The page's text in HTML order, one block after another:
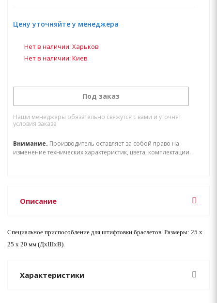
Цену уточняйте у менеджера
Нет в наличии: Харьков
Нет в наличии: Киев
Под заказ
Наши менеджеры обязательно свяжутся с вами и уточнят
условия заказа
Внимание. Производитель оставляет за собой право на
изменение технических характеристик, цвета, комплектации.
Описание
Специальное приспособление для штифтовки браслетов. Размеры: 25 х
25 х 20 мм (ДхШхВ).
Характеристики